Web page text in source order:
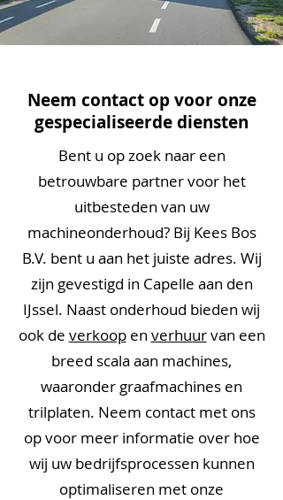
Neem contact op voor onze
gespecialiseerde diensten
Bent u op zoek naar een
betrouwbare partner voor het
uitbesteden van uw
machineonderhoud? Bij Kees Bos
B.V. bent u aan het juiste adres. Wij
zijn gevestigd in Capelle aan den
IJssel. Naast onderhoud bieden wij
ook de verkoopen verhuurvan een
breed scala aan machines,
waaronder graafmachines en
trilplaten. Neem contact met ons
op voor meer informatie over hoe
wij uw bedrijfsprocessen kunnen
optimaliseren met onze